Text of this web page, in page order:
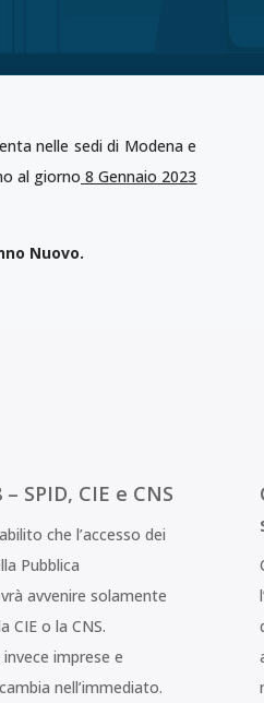
nelle sedi di Modena e
al giorno 8 Gennaio 2023
Nuovo.
SPID, CIE e CNS
che l’accesso dei
Pubblica
avvenire solamente
CIE o la CNS.
imprese e
nell’immediato.